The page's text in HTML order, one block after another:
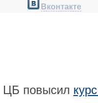
Вконтакте
ЦБ повысил